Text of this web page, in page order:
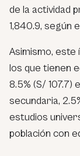
de la actividad
1,840.9, según
Asimismo, este
los que tienen
8.5% (S/ 107.7)
secundaria,
estudios
población con